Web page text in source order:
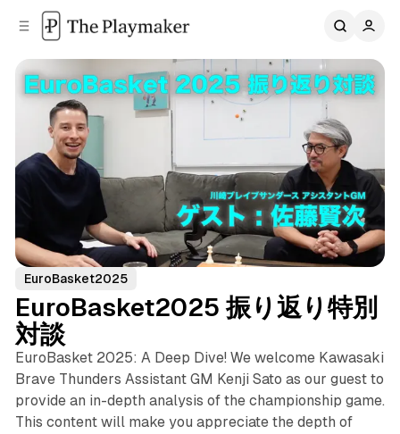
EuroBasket2025
EuroBasket2025 振り返り特別
対談
EuroBasket 2025: A Deep Dive! We welcome Kawasaki
Brave Thunders Assistant GM Kenji Sato as our guest to
provide an in-depth analysis of the championship game.
This content will make you appreciate the depth of